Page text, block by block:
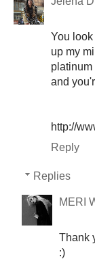
You
up my
platinum
and
http://
Reply
Replies
MERI
Thank
:)